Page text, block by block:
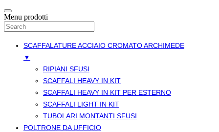
Menu prodotti
SCAFFALATURE ACCIAIO CROMATO ARCHIMEDE
▼
RIPIANI SFUSI
SCAFFALI HEAVY IN KIT
SCAFFALI HEAVY IN KIT PER ESTERNO
SCAFFALI LIGHT IN KIT
TUBOLARI MONTANTI SFUSI
POLTRONE DA UFFICIO